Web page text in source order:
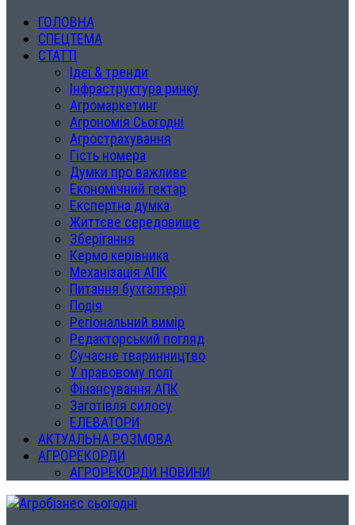
ГОЛОВНА
СПЕЦТЕМА
СТАТТІ
Ідеї & тренди
Інфраструктура ринку
Агромаркетинг
Агрономія Сьогодні
Агрострахування
Гість номера
Думки про важливе
Економічний гектар
Експертна думка
Життєве середовище
Зберігання
Кермо керівника
Механізація АПК
Питання бухгалтерії
Подія
Регіональний вимір
Редакторський погляд
Сучасне тваринництво
У правовому полі
Фінансування АПК
Заготівля силосу
ЕЛЕВАТОРИ
АКТУАЛЬНА РОЗМОВА
АГРОРЕКОРДИ
АГРОРЕКОРДИ НОВИНИ